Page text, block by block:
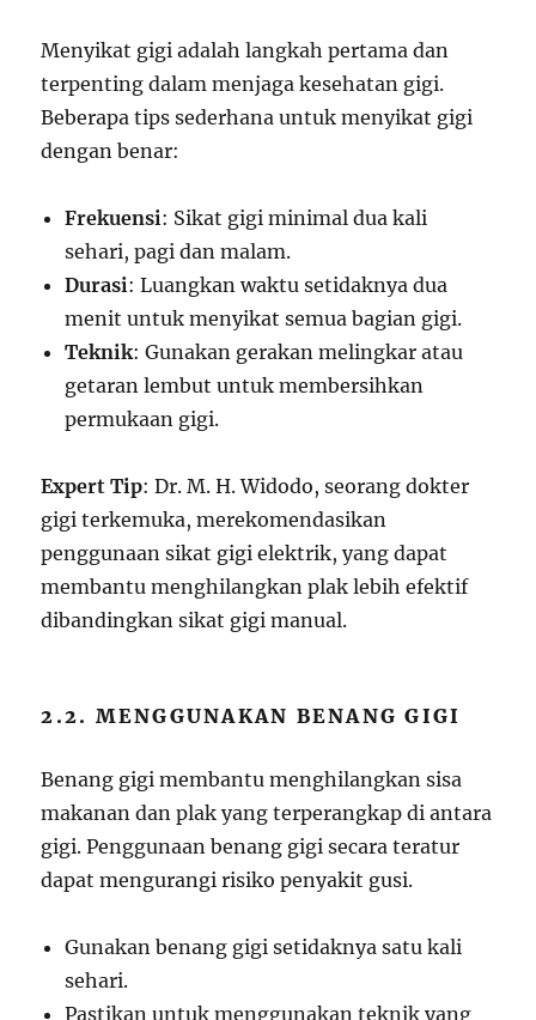
Menyikat gigi adalah langkah pertama dan
terpenting dalam menjaga kesehatan gigi.
Beberapa tips sederhana untuk menyikat gigi
dengan benar:
Frekuensi: Sikat gigi minimal dua kali
sehari, pagi dan malam.
Durasi: Luangkan waktu setidaknya dua
menit untuk menyikat semua bagian gigi.
Teknik: Gunakan gerakan melingkar atau
getaran lembut untuk membersihkan
permukaan gigi.
Expert Tip: Dr. M. H. Widodo, seorang dokter
gigi terkemuka, merekomendasikan
penggunaan sikat gigi elektrik, yang dapat
membantu menghilangkan plak lebih efektif
dibandingkan sikat gigi manual.
2.2. MENGGUNAKAN BENANG GIGI
Benang gigi membantu menghilangkan sisa
makanan dan plak yang terperangkap di antara
gigi. Penggunaan benang gigi secara teratur
dapat mengurangi risiko penyakit gusi.
Gunakan benang gigi setidaknya satu kali
sehari.
Pastikan untuk menggunakan teknik yang